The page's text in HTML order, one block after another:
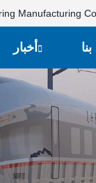
أخبار